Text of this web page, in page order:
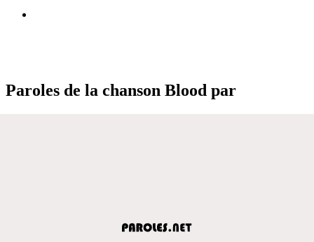
Paroles de la chanson Blood par